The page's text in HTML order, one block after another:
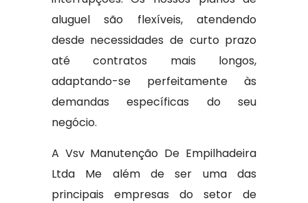
aluguel são flexíveis, atendendo
desde necessidades de curto prazo
até contratos mais longos,
adaptando-se perfeitamente às
demandas específicas do seu
negócio.
A Vsv Manutenção De Empilhadeira
Ltda Me além de ser uma das
principais empresas do setor de